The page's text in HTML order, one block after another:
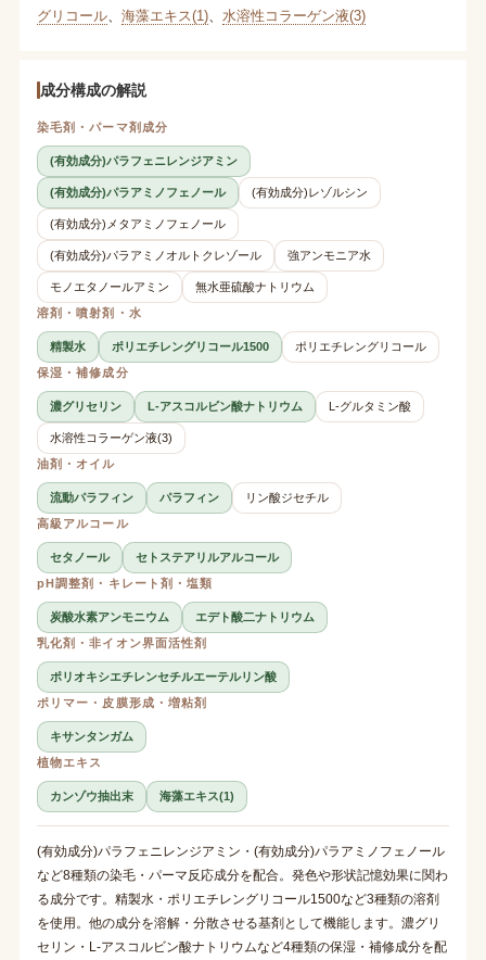
グリコール、 海藻エキス(1)、 水溶性コラーゲン液(3)
成分構成の解説
染毛剤・パーマ剤成分
(有効成分)パラフェニレンジアミン
(有効成分)パラアミノフェノール (有効成分)レゾルシン
(有効成分)メタアミノフェノール
(有効成分)パラアミノオルトクレゾール 強アンモニア水
モノエタノールアミン
無水亜硫酸ナトリウム
溶剤・噴射剤・水
精製水 ポリエチレングリコール1500
ポリエチレングリコール
保湿・補修成分
濃グリセリン L-アスコルビン酸ナトリウム L-グルタミン酸
水溶性コラーゲン液(3)
油剤・オイル
流動パラフィン パラフィン
リン酸ジセチル
高級アルコール
セタノール
セトステアリルアルコール
pH調整剤・キレート剤・塩類
炭酸水素アンモニウム
エデト酸二ナトリウム
乳化剤・非イオン界面活性剤
ポリオキシエチレンセチルエーテルリン酸
ポリマー・皮膜形成・増粘剤
キサンタンガム
植物エキス
カンゾウ抽出末 海藻エキス(1)
(有効成分)パラフェニレンジアミン・(有効成分)パラアミノフェノール
など8種類の染毛・パーマ反応成分を配合。発色や形状記憶効果に関わ
る成分です。精製水・ポリエチレングリコール1500など3種類の溶剤
を使用。他の成分を溶解・分散させる基剤として機能します。濃グリ
セリン・L-アスコルビン酸ナトリウムなど4種類の保湿・補修成分を配